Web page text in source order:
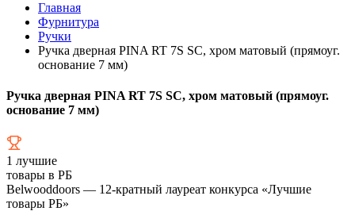
Главная
Фурнитура
Ручки
Ручка дверная PINA RT 7S SC, хром матовый (прямоуг.
основание 7 мм)
Ручка дверная PINA RT 7S SC, хром матовый (прямоуг.
основание 7 мм)
1 лучшие
товары в РБ
Belwooddoors — 12-кратный лауреат конкурса «Лучшие
товары РБ»